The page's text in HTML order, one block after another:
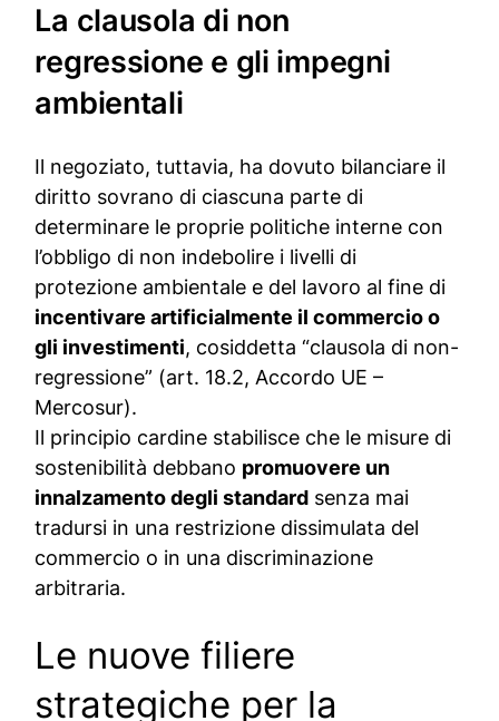
La clausola di non
regressione e gli impegni
ambientali
Il negoziato, tuttavia, ha dovuto bilanciare il
diritto sovrano di ciascuna parte di
determinare le proprie politiche interne con
l’obbligo di non indebolire i livelli di
protezione ambientale e del lavoro al fine di
incentivare artificialmente il commercio o
gli investimenti, cosiddetta “clausola di non-
regressione” (art. 18.2, Accordo UE –
Mercosur).
Il principio cardine stabilisce che le misure di
sostenibilità debbano promuovere un
innalzamento degli standard senza mai
tradursi in una restrizione dissimulata del
commercio o in una discriminazione
arbitraria.
Le nuove filiere
strategiche per la